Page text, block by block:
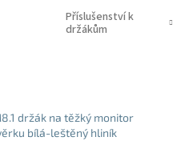
Příslušenství k
držákům
držák na těžký monitor
bílá-leštěný hliník